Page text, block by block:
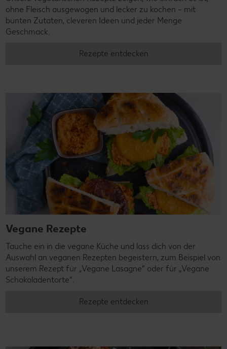
ohne Fleisch ausgewogen und lecker zu kochen – mit
bunten Zutaten, cleveren Ideen und jeder Menge
Geschmack.
Rezepte entdecken
Vegane Rezepte
Tauche ein in die vegane Küche und lass dich von der
Auswahl an veganen Rezepten begeistern, zum Beispiel von
unserem Rezept für „Vegane Lasagne“ oder für „Vegane
Schokoladentorte“.
Rezepte entdecken